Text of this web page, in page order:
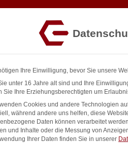
17x220mm
5,00€ exkl. MwSt.
Ihre Einwilligung, bevor Sie unsere
unter 16 Jahre alt sind und Ihre
Sie Ihre Erziehungsberechtigten um
Cookies und andere Technologien
während andere uns helfen, diese
Daten können verarbeitet
und Inhalte oder die Messung von
Ihrer Daten finden Sie in unserer